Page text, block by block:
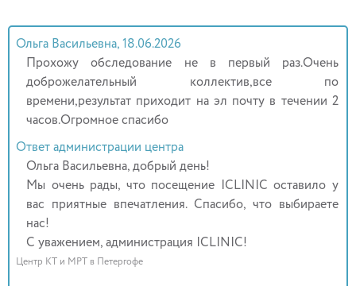
Ольга Васильевна, 18.06.2026
Прохожу обследование не в первый раз.Очень
доброжелательный коллектив,все по
времени,результат приходит на эл почту в течении 2
часов.Огромное спасибо
Ответ администрации центра
Ольга Васильевна, добрый день!
Мы очень рады, что посещение ICLINIC оставило у
вас приятные впечатления. Спасибо, что выбираете
нас!
С уважением, администрация ICLINIC!
Центр КТ и МРТ в Петергофе